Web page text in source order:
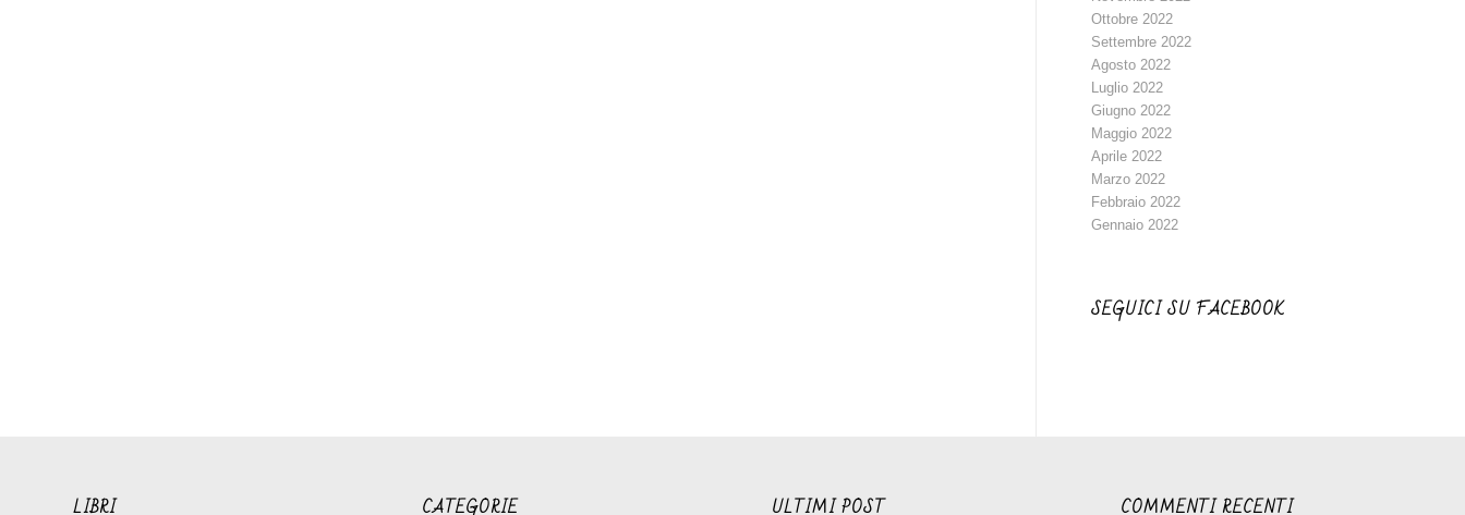
Ottobre 2022
Settembre 2022
Agosto 2022
Luglio 2022
Giugno 2022
Maggio 2022
Aprile 2022
Marzo 2022
Febbraio 2022
Gennaio 2022
SEGUICI SU FACEBOOK
LIBRI CATEGORIE ULTIMI POST COMMENTI RECENTI